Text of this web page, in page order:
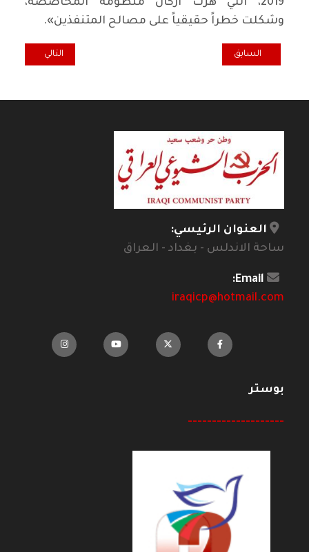
2019، التي هزت اركان منظومة المحاصصة،
وشكلت خطراً حقيقياً على مصالح المتنفذين».
المقال السابق: بيان استنكار من منظمة الحزب في كربلاء
السابق المقال التالي:
التالي
العنوان الرئيسي:
ساحة الاندلس - بغداد - العراق
Email:
iraqicp@hotmail.com
بوستر
--------------------